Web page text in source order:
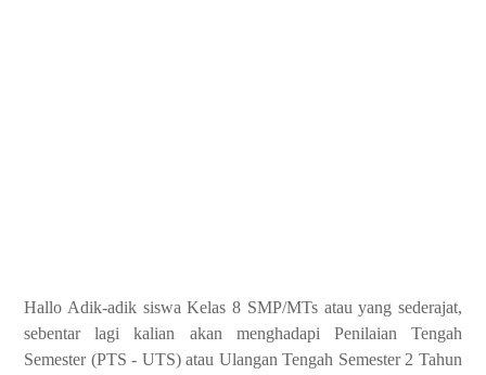
Hallo Adik-adik siswa Kelas 8 SMP/MTs atau yang sederajat,
sebentar lagi kalian akan menghadapi Penilaian Tengah
Semester (PTS - UTS) atau Ulangan Tengah Semester 2 Tahun